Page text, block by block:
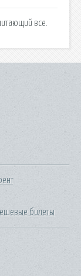
все.
билеты